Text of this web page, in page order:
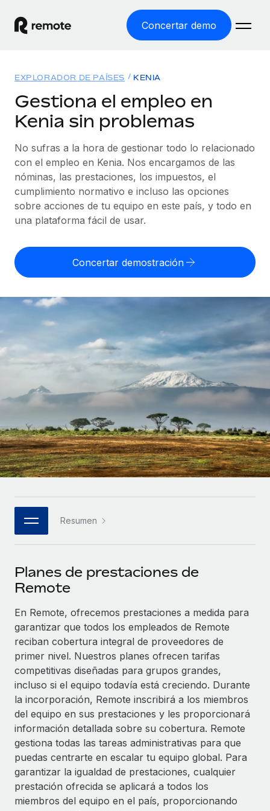
Concertar demo
EMPLEO GLOBAL
Nómina global
Gestiona las nóminas de forma sencilla y conforme a la
legalidad.
Employer of Record
Expándete en todo el mundo sin gastar en entidades.
cumpliendo la normativa.
Integra y gestiona a autónomos globalmente.
PEO
Externaliza tareas laborales complejas.
Conexión Remote
Integra los RR. HH. en tus flujos de trabajo sin
complicaciones.
Plataforma
Funciones esenciales de RR. HH. integradas para tu
Conectar
Conecta cualquier herramienta de IA con Remote
Optimiza los procesos con herramientas empresariales
esenciales.
SERVICIOS
Pregunta a un experto
Obtén ayuda de gente experta en RR. HH. globales
y cumplimiento normativo.
Comprobaciones de antecedentes
Simplifica los procesos de cribado de candidatos.
Cumplimiento normativo
Adelántate a los riesgos de cumplimiento
normativo.
Gestión de dispositivos
Soluciones
COBERTURA MUNDIAL
Explorador de países
Consulta el soporte del empleo global según el país.
Explorador estatal de EE. UU.
Simplifica la contratación en todos los estados de EE.
Comparador de Remote
Compáranos con otras empresas.
ETAPAS DE CRECIMIENTO
Soluciones ágiles de RR. HH. globales y nóminas para
empresas en crecimiento.
Mediana empresa
Amplía tu equipo con soluciones de RR. HH.
personalizadas.
Empresa
RR. HH. globales para grandes empresas.
ASOCIARSE
Socios tecnológicos estratégicos
Integra la gestión de los RR. HH. globales en tu
Asociarse
Descubre oportunidades de colaborar con nosotros.
Remote Build Próximamente
Consultoría de integraciones y automatización con IA.
CASOS PRÁCTICOS
Recursos
HERRAMIENTAS Y CALCULADORAS
Calculadora del riesgo de clasificación errónea
Consulta el riesgo de clasificación errónea por país.
cualquier país.
Descubre opciones de divisas y tiempos de pago para
autónomos globales.
APRENDIZAJE CON REMOTE
Casos prácticos
Glosario de RR. HH.
Listas de verificación y plantillas
Biblioteca de descripciones de puestos
Webinarios
Información sobre salarios y talento
Obtén ayuda
Consulta todos los recursos
Nómina global
EOR y PEO
Contractor Management
Impuestos
Precios
English
Nederlands
Français
Deutsch
Português (Portugal)
日本語
한국어
中文（简体）
EXPLORADOR DE PAÍSES KENIA
Gestiona el empleo en
Kenia sin problemas
No sufras a la hora de gestionar todo lo relacionado
con el empleo en Kenia. Nos encargamos de las
nóminas, las prestaciones, los impuestos, el
cumplimiento normativo e incluso las opciones
sobre acciones de tu equipo en este país, y todo en
una plataforma fácil de usar.
Concertar demostración
Resumen
Planes de prestaciones de
Remote
En Remote, ofrecemos prestaciones a medida para
garantizar que todos los empleados de Remote
reciban cobertura integral de proveedores de
primer nivel. Nuestros planes ofrecen tarifas
competitivas diseñadas para grupos grandes,
incluso si el equipo todavía está creciendo. Durante
la incorporación, Remote inscribirá a los miembros
del equipo en sus prestaciones y les proporcionará
información detallada sobre su cobertura. Remote
gestiona todas las tareas administrativas para que
puedas centrarte en escalar tu equipo global. Para
garantizar la igualdad de prestaciones, cualquier
prestación ofrecida se aplicará a todos los
miembros del equipo en el país, proporcionando